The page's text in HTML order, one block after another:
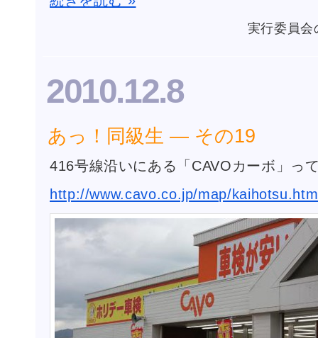
実行委員会
2010.12.8
あっ！同級生 ― その19
416号線沿いにある「CAVOカーボ」っ
http://www.cavo.co.jp/map/